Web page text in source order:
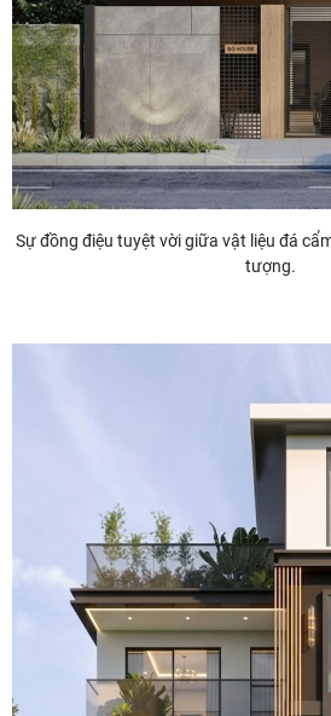
Sự đồng điệu tuyệt vời giữa vật liệu đá
tượng.